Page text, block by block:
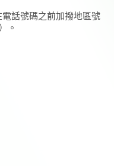
話號碼之前加撥地區號
。